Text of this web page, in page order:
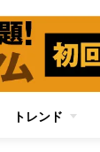
トレンド